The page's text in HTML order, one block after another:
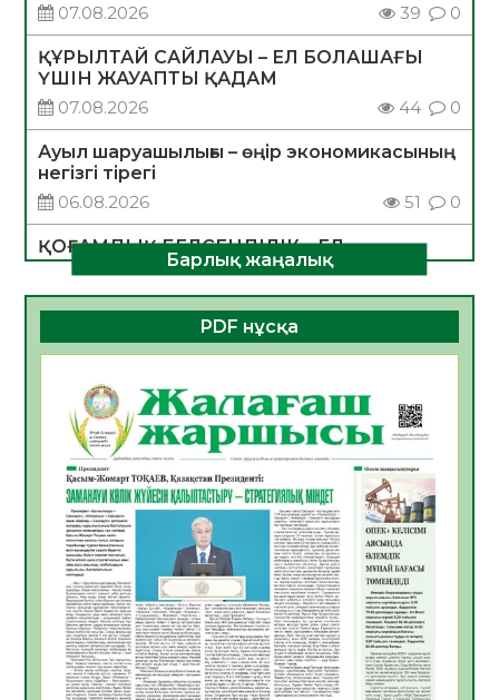
07.08.2026
39 0
ҚҰРЫЛТАЙ САЙЛАУЫ – ЕЛ БОЛАШАҒЫ
ҮШІН ЖАУАПТЫ ҚАДАМ
07.08.2026
44 0
Ауыл шаруашылығы – өңір экономикасының
негізгі тірегі
06.08.2026
51 0
ҚОҒАМДЫҚ БЕЛСЕНДІЛІК – ЕЛ
ДАМУЫНЫҢ НЕГІЗІ
06.08.2026
49 0
ҚҰРЫЛТАЙ САЙЛАУЫ – БОЛАШАҚҚА
БАСТАР ЖАУАПТЫ ТАҢДАУ
06.08.2026
Инфекциялық ауруларға қарсы иммундау
жұмыстарының тиімділігі
06.08.2026
53
Көкжөтел ауруы туралы
06.08.2026
51
АПВ вакцинасы туралы мәлімет
06.08.2026
49
Open Air: Қызылорда облысы полиция
Барлық жаңалық
PDF нұсқа